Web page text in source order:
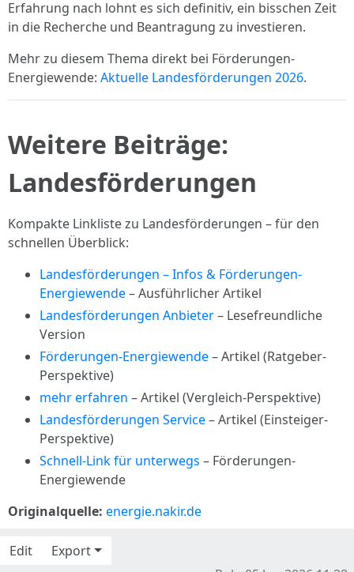
Erfahrung nach lohnt es sich definitiv, ein bisschen Zeit
in die Recherche und Beantragung zu investieren.
Mehr zu diesem Thema direkt bei Förderungen-
Energiewende: Aktuelle Landesförderungen 2026.
Weitere Beiträge:
Landesförderungen
Kompakte Linkliste zu Landesförderungen – für den
schnellen Überblick:
Landesförderungen – Infos & Förderungen-
Energiewende– Ausführlicher Artikel
Landesförderungen Anbieter– Lesefreundliche
Version
Förderungen-Energiewende– Artikel (Ratgeber-
Perspektive)
mehr erfahren – Artikel (Vergleich-Perspektive)
Landesförderungen Service– Artikel (Einsteiger-
Perspektive)
Schnell-Link für unterwegs – Förderungen-
Energiewende
Originalquelle: energie.nakir.de
Edit
Export